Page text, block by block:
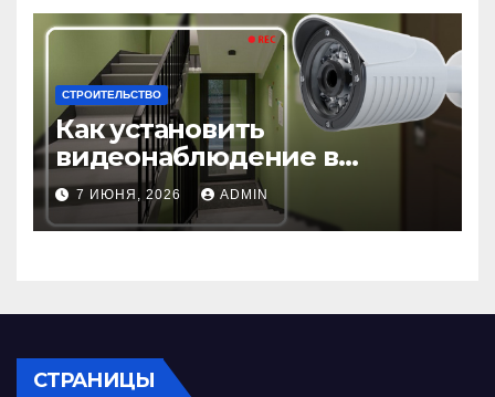
СТРОИТЕЛЬСТВО
Как установить
видеонаблюдение в
подъезде: пошаговая
инструкция и советы
7 ИЮНЯ, 2026 ADMIN
СТРАНИЦЫ